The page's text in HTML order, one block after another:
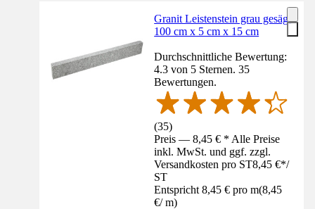
Granit Leistenstein grau gesägt
100 cm x 5 cm x 15 cm
Durchschnittliche Bewertung:
4.3 von 5 Sternen. 35
Bewertungen.
(35)
Preis — 8,45 € * Alle Preise
inkl. MwSt. und ggf. zzgl.
Versandkosten pro ST8,45 €*/
ST
Entspricht 8,45 € pro m(8,45
€/ m)